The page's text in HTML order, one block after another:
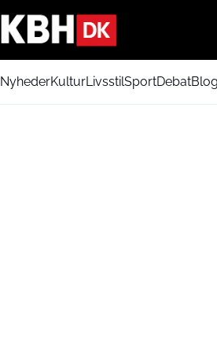
NyhederKulturLivsstilSportDebat